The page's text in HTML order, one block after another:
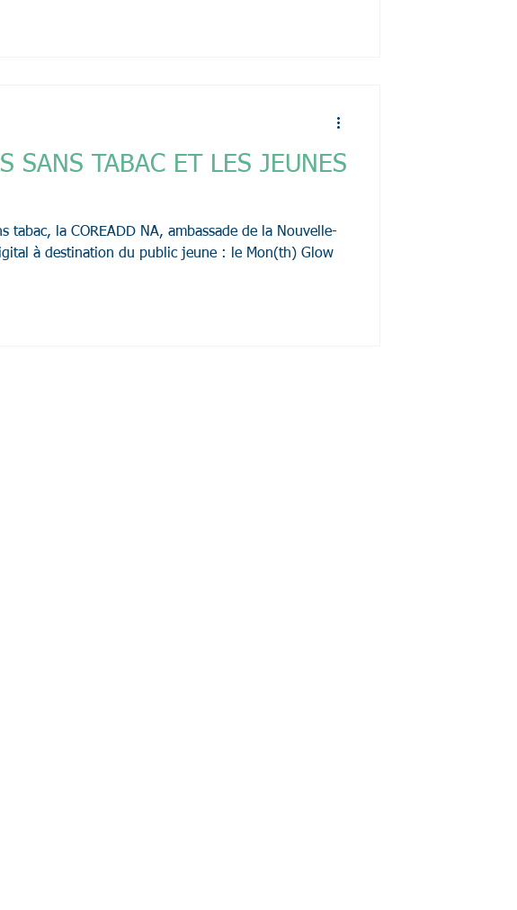
SANS TABAC ET LES JEUNES
tabac, la COREADD NA, ambassade de la Nouvelle-
à destination du public jeune : le Mon(th) Glow